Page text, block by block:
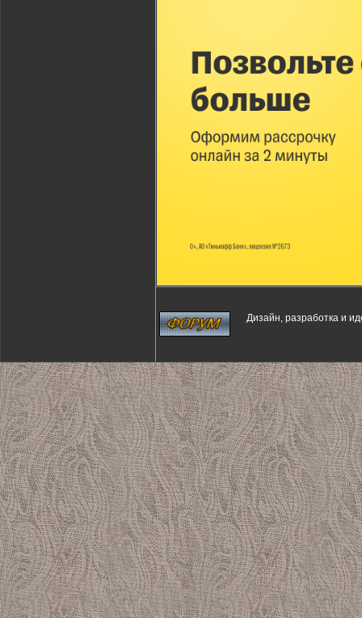
Дизайн, разработка и